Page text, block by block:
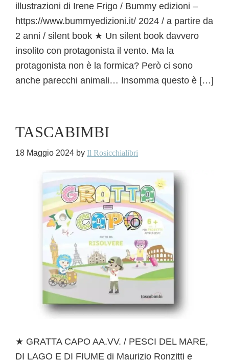
illustrazioni di Irene Frigo / Bummy edizioni –
https://www.bummyedizioni.it/ 2024 / a partire da
2 anni / silent book ★ Un silent book davvero
insolito con protagonista il vento. Ma la
protagonista non è la formica? Però ci sono
anche parecchi animali… Insomma questo è […]
TASCABIMBI
18 Maggio 2024 by Il Rosicchialibri
★ GRATTA CAPO AA.VV. / PESCI DEL MARE,
DI LAGO E DI FIUME di Maurizio Ronzitti e